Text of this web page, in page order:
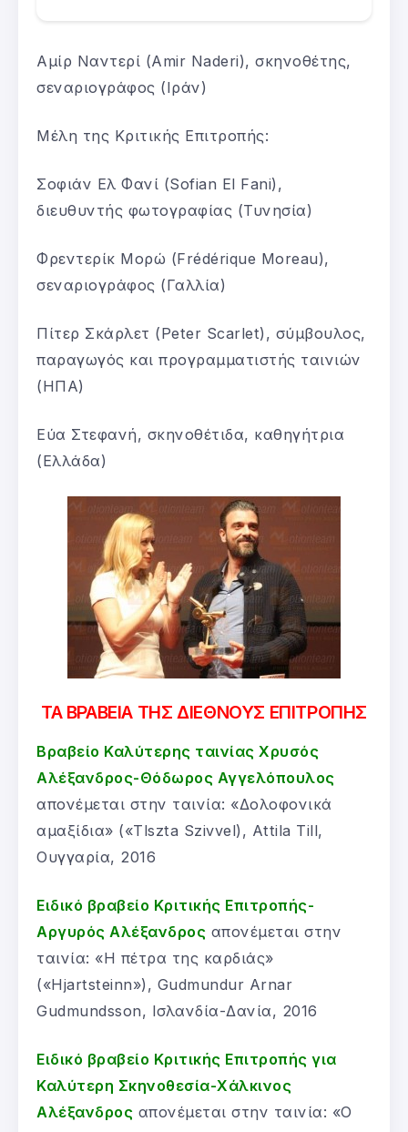
Αμίρ Ναντερί (Amir Naderi), σκηνοθέτης,
σεναριογράφος (Ιράν)
Μέλη της Κριτικής Επιτροπής:
Σοφιάν Ελ Φανί (Sofian El Fani),
διευθυντής φωτογραφίας (Τυνησία)
Φρεντερίκ Μορώ (Frédérique Moreau),
σεναριογράφος (Γαλλία)
Πίτερ Σκάρλετ (Peter Scarlet), σύμβουλος,
παραγωγός και προγραμματιστής ταινιών
(ΗΠΑ)
Εύα Στεφανή, σκηνοθέτιδα, καθηγήτρια
(Ελλάδα)
ΤΑ ΒΡΑΒΕΙΑ ΤΗΣ ΔΙΕΘΝΟΥΣ ΕΠΙΤΡΟΠΗΣ
Βραβείο Καλύτερης ταινίας Χρυσός
Αλέξανδρος-Θόδωρος Αγγελόπουλος
απονέμεται στην ταινία: «Δολοφονικά
αμαξίδια» («Tlszta Szivvel), Attila Till,
Ουγγαρία, 2016
Ειδικό βραβείο Κριτικής Επιτροπής-
Αργυρός Αλέξανδρος απονέμεται στην
ταινία: «Η πέτρα της καρδιάς»
(«Hjartsteinn»), Gudmundur Arnar
Gudmundsson, Ισλανδία-Δανία, 2016
Ειδικό βραβείο Κριτικής Επιτροπής για
Καλύτερη Σκηνοθεσία-Χάλκινος
Αλέξανδρος απονέμεται στην ταινία: «Ο